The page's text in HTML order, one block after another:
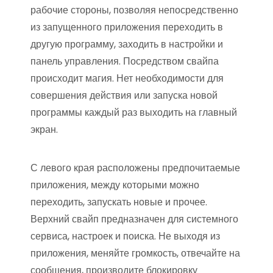
рабочие стороны, позволяя непосредственно
из запущенного приложения переходить в
другую программу, заходить в настройки и
панель управления. Посредством свайпа
происходит магия. Нет необходимости для
совершения действия или запуска новой
программы каждый раз выходить на главный
экран.
С левого края расположены предпочитаемые
приложения, между которыми можно
переходить, запускать новые и прочее.
Верхний свайп предназначен для системного
сервиса, настроек и поиска. Не выходя из
приложения, меняйте громкость, отвечайте на
сообщения, производите блокировку